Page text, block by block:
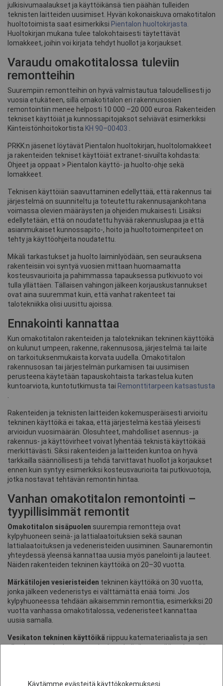
julkisivumaalaukset ja käyttöikänsä tien päähän tulleiden
teknisten laitteiden uusimiset. Hyvän kokonaiskuva omakotitalon
huoltotoimista saat esimerkiksi Pientalon huoltokirjasta.
Huoltokirjan mukana tulee talokohtaisesti täytettävät
lomakkeet, joihin voi kirjata tehdyt huollot ja korjaukset.
Varaudu omakotitalossa tuleviin
remontteihin
Suurempiin remontteihin on hyvä valmistautua taloudellisesti jo
vuosia etukäteen, sillä omakotitalon eri rakennusosien
remontointiin menee helposti 10 000 –20 000 euroa. Rakenteiden
tekniset käyttöiät ja kunnossapitojaksot selviävät esimerkiksi
Kiinteistönhoitokortista KH 90–00403
PRKK:n jäsenet löytävät Pientalon huoltokirjan, huoltolomakkeet
ja rakenteiden tekniset käyttöiät extranet-sivuilta kohdasta:
Ohjeet ja oppaat > Pientalon käyttö- ja huolto-ohje sekä
lomakkeet.
Teknisen käyttöiän saavuttaminen edellyttää, että rakennus tai
järjestelmä on suunniteltu ja toteutettu rakennusajankohtana
voimassa olevien määräysten ja ohjeiden mukaisesti. Lisäksi
edellytetään, että on noudatettu hyvää rakennuslupaa ja että
asianmukaiset kunnossapito-, hoito ja huoltotoimenpiteet on
tehty ja käyttöohjeita noudatettu.
Mikäli tarkastukset ja huolto laiminlyödään, sen seurauksena
rakenteisiin voi syntyä vuosien mittaan huomaamatta
kosteusvaurioita ja pahimmassa tapauksessa putkivuoto voi
tulla yllättäen. Tällaisen vahingon jälkeen korjauskustannukset
ovat aina suuremmat kuin, että vanhat rakenteet tai
talotekniikka olisi uusittu ajoissa.
Ennakointi kannattaa
Kun omakotitalon rakenteiden ja talotekniikan tekninen käyttöikä
on kulunut umpeen, rakenne, rakennusosa, järjestelmä tai laite
on tarkoituksenmukaista korvata uudella. Omakotitalon
rakennusosan tai järjestelmän purkamisen tai uusimisen
perusteena käytetään tapauskohtaista tarkastelua kuten
kuntoarviota, kuntotutkimusta tai Remonttitarpeen katsastusta
Rakenteiden ja teknisten laitteiden kokemusperäisesti arvioitu
tekninen käyttöikä ei takaa, että järjestelmä kestää yleisesti
arvioidun vuosimäärän. Olosuhteet, mahdolliset asennus- ja
rakennus- ja käyttövirheet voivat lyhentää teknistä käyttöikää
merkittävästi. Siksi rakenteiden ja laitteiden kuntoa on hyvä
tarkkailla säännöllisesti ja tehdä tarvittavat huollot ja korjaukset
ennen kuin syntyy esimerkiksi kosteusvaurioita tai putkivuotoja,
jotka nostavat tehtävän remontin hintaa.
Vanhan omakotitalon remontointi –
tyypillisimmät remontit
Omakotitalon sisäpuolen suurempia remontteja ovat
kylpyhuoneen seinä- ja lattialaatoituksien sekä saunan
lattialaatoituksen ja vedeneristeiden uusiminen. Saunaremontin
yhteydessä yleensä kannattaa uusia myös panelointi ja lauteet.
Näiden rakenteiden tekninen käyttöikä on 20–30 vuotta.
Märkätilojen vesieristeiden tekninen käyttöikä on 30 vuotta,
jonka jälkeen vedeneristys ei välttämättä enää toimi. Jos
kylpyhuoneessa tehdään aikaisemmin remonttia, esimerkiksi 20
vuotta vanhassa omakotitalossa, vedeneristeet kannattaa
uusia samalla.
Vesikaton tekninen käyttöikä riippuu katemateriaalista ja sen
alla olevasta aluskatteesta, jonka tehtävä on estää veden pääsy
Käytämme evästeitä käyttökokemuksesi